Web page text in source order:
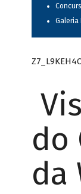
Galeria
do
da